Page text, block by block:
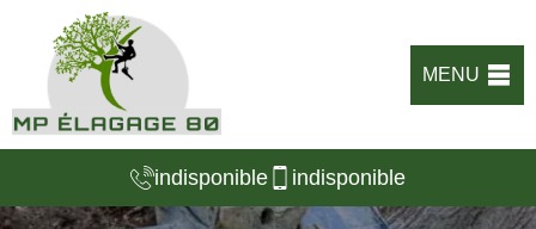
MENU
indisponible indisponible